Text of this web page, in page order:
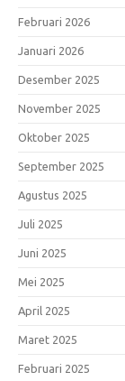
Februari 2026
Januari 2026
Desember 2025
November 2025
Oktober 2025
September 2025
Agustus 2025
Juli 2025
Juni 2025
Mei 2025
April 2025
Maret 2025
Februari 2025